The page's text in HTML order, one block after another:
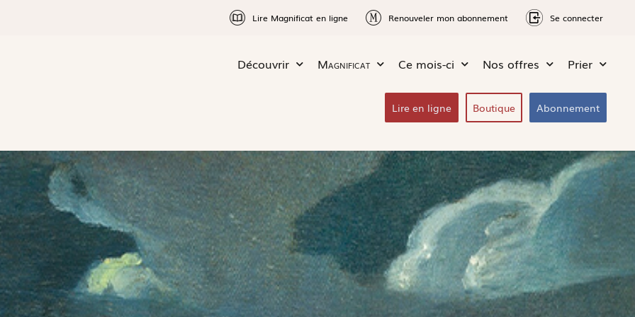
Lire Magnificat en ligne Renouveler mon abonnement Se connecter
Découvrir Magnificat Ce mois-ci Nos offres Prier
Lire en ligne Boutique Abonnement